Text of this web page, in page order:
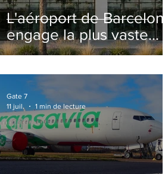
L'aéroport de Barcelone
engage la plus vaste
rénovation de son
ouverture
Gate 7
11 juil.
1 min de lecture